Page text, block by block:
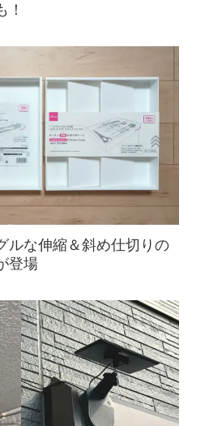
！
ルな伸縮＆斜め仕切りの
登場